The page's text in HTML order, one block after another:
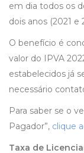
em dia todos os
dois anos (2021 e
O benefício é
valor do IPVA
estabelecidos já
necessário
Para saber se o
Pagador”, clique
Taxa de